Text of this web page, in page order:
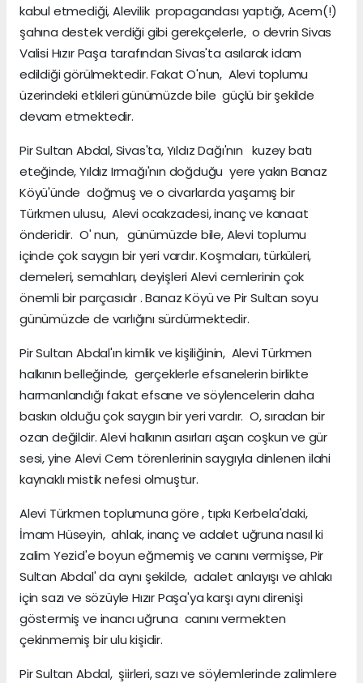
kabul etmediği, Alevilik propagandası yaptığı, Acem(!)
şahına destek verdiği gibi gerekçelerle, o devrin Sivas
Valisi Hızır Paşa tarafından Sivas'ta asılarak idam
edildiği görülmektedir. Fakat O'nun, Alevi toplumu
üzerindeki etkileri günümüzde bile güçlü bir şekilde
devam etmektedir.
Pir Sultan Abdal, Sivas'ta, Yıldız Dağı'nın kuzey batı
eteğinde, Yıldız Irmağı'nın doğduğu yere yakın Banaz
Köyü'ünde doğmuş ve o civarlarda yaşamış bir
Türkmen ulusu, Alevi ocakzadesi, inanç ve kanaat
önderidir. O' nun, günümüzde bile, Alevi toplumu
içinde çok saygın bir yeri vardır. Koşmaları, türküleri,
demeleri, semahları, deyişleri Alevi cemlerinin çok
önemli bir parçasıdır . Banaz Köyü ve Pir Sultan soyu
günümüzde de varlığını sürdürmektedir.
Pir Sultan Abdal'ın kimlik ve kişiliğinin, Alevi Türkmen
halkının belleğinde, gerçeklerle efsanelerin birlikte
harmanlandığı fakat efsane ve söylencelerin daha
baskın olduğu çok saygın bir yeri vardır. O, sıradan bir
ozan değildir. Alevi halkının asırları aşan coşkun ve gür
sesi, yine Alevi Cem törenlerinin saygıyla dinlenen ilahi
kaynaklı mistik nefesi olmuştur.
Alevi Türkmen toplumuna göre , tıpkı Kerbela'daki,
İmam Hüseyin, ahlak, inanç ve adalet uğruna nasıl ki
zalim Yezid'e boyun eğmemiş ve canını vermişse, Pir
Sultan Abdal' da aynı şekilde, adalet anlayışı ve ahlakı
için sazı ve sözüyle Hızır Paşa'ya karşı aynı direnişi
göstermiş ve inancı uğruna canını vermekten
çekinmemiş bir ulu kişidir.
Pir Sultan Abdal, şiirleri, sazı ve söylemlerinde zalimlere